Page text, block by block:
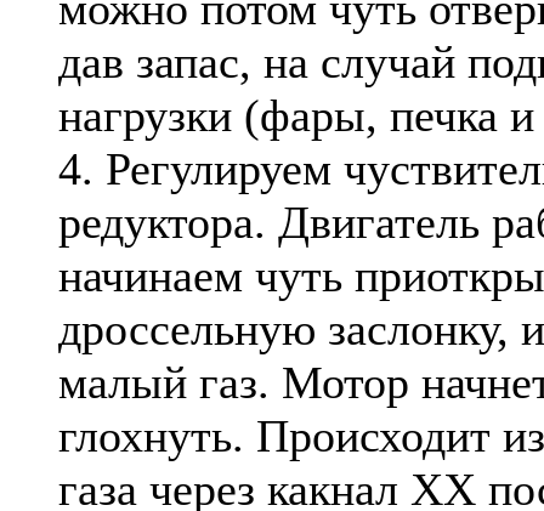
дав запас, на случай
нагрузки (фары, печка и
4. Регулируем
редуктора. Двигатель
начинаем чуть
дроссельную заслонку,
малый газ. Мотор
глохнуть. Происходит
газа через какнал ХХ